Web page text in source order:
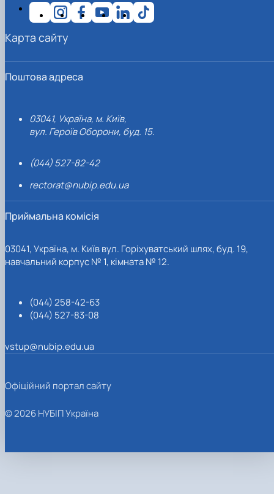
Поштова адреса
03041, Україна, м. Київ,
вул. Героїв Оборони, буд. 15.
(044) 527-82-42
rectorat@nubip.edu.ua
Приймальна комісія
03041, Україна, м. Київ вул. Горіхуватський шлях, буд. 19,
навчальний корпус № 1, кімната № 12.
(044) 258-42-63
(044) 527-83-08
vstup@nubip.edu.ua
Карта сайту
Офіційний портал сайту
© 2026 НУБІП Україна